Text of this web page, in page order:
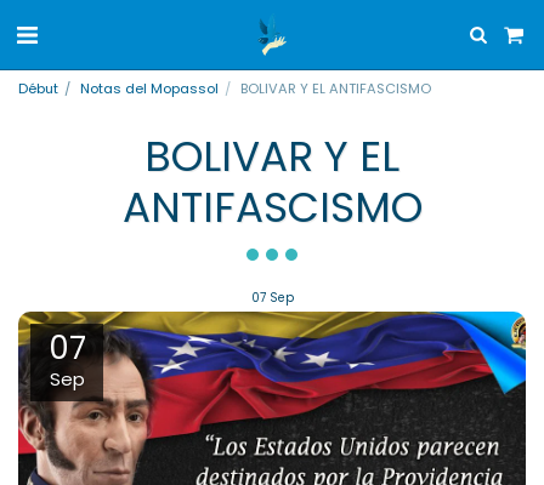
Début Notas del Mopassol BOLIVAR Y EL ANTIFASCISMO
BOLIVAR Y EL
ANTIFASCISMO
07 Sep
07
Sep